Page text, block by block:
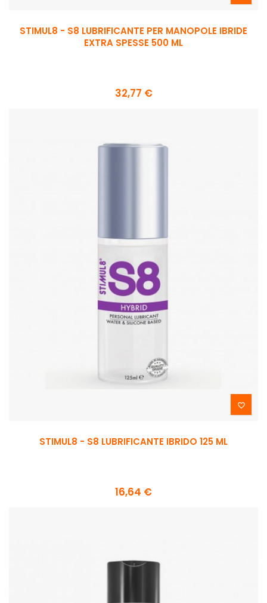
STIMUL8 - S8 LUBRIFICANTE PER MANOPOLE IBRIDE
EXTRA SPESSE 500 ML
32,77 €

STIMUL8 - S8 LUBRIFICANTE IBRIDO 125 ML
16,64 €